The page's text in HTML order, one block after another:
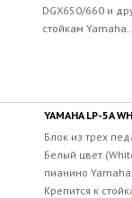
DGX650/660 и
стойкам
YAMAHA LP-5A WH
Блок из трех
Белый цвет
пианино
Крепится к